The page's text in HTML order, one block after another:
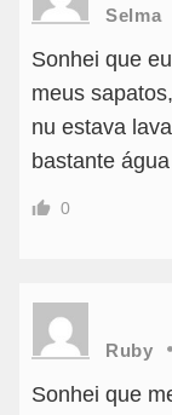
Selma
Sonhei que
meus
nu estava
bastante
0
Ruby
Sonhei que